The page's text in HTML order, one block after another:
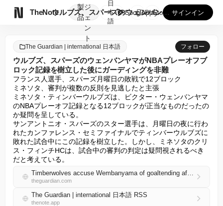
TheNote
製
品
ジ
ェ
ン
ト
ウルブズ、スパーズのウェンバンヤマがNBAプレーオフブロック...
日
本
語
GooglePlay
AppStore サインイン
The Guardian | international 日本語 フォロー
ウルブズ、スパーズのウェンバンヤマがNBAプレーオフブ
ロック記録を樹立した後にガーディングを非難
フランス人選手、スパーズ月曜日の敗戦で12ブロック
ミネソタ、審判が複数の反則を見逃したと主張
ミネソタ・ティンバーウルブズは、ビクター・ウェンバンヤマ
のNBAプレーオフ記録となる12ブロックが正当なものだったの
か疑問を呈している。
サンアントニオ・スパーズのスター選手は、月曜日の夜に行わ
れたカンファレンス・セミファイナルでティンバーウルブズに
敗れた試合中にこの記録を樹立した。しかし、ミネソタのクリ
ス・フィンチHCは、試合中の審判の判定は疑問視されるべき
だと考えている。
Timberwolves accuse Wembanyama of goaltending after Spurs star sets NBA playoff block record
theguardian.com
The Guardian | international 日本語 RSS
thenote.app